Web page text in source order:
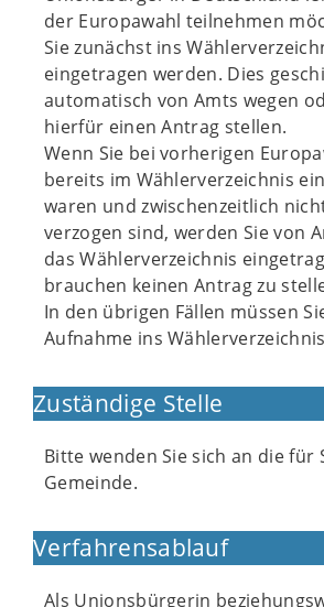
der Europawahl teilnehmen
Sie zunächst ins
eingetragen werden. Dies
automatisch von Amts wegen
hierfür einen Antrag stellen.
Wenn Sie bei vorherigen
bereits im Wählerverzeichnis
waren und zwischenzeitlich
verzogen sind, werden Sie von
das Wählerverzeichnis
brauchen keinen Antrag zu
In den übrigen Fällen müssen
Aufnahme ins
Zuständige Stelle
Bitte wenden Sie sich an die für
Gemeinde.
Verfahrensablauf
Als Unionsbürgerin